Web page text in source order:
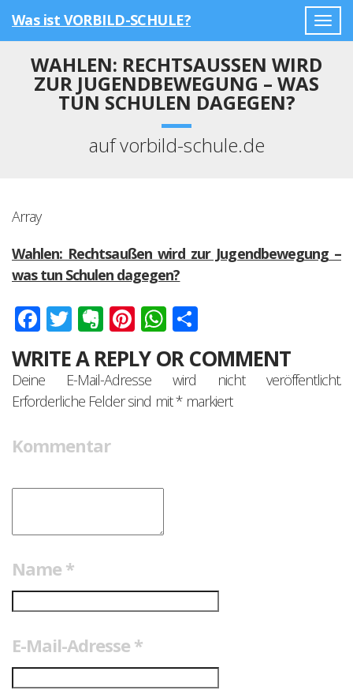
Was ist VORBILD-SCHULE?
WAHLEN: RECHTSAUSSEN WIRD Z
UR JUGENDBEWEGUNG – WAS T
UN SCHULEN DAGEGEN?
auf vorbild-schule.de
Array
Wahlen: Rechtsaußen wird zur Jugendbewegung –
was tun Schulen dagegen?
Facebook
Twitter
Evernote
Pinterest
WhatsApp
WRITE A REPLY OR COMMENT
Deine E-Mail-Adresse wird nicht veröffentlicht.
Erforderliche Felder sind mit*markiert
Kommentar
Name *
E-Mail-Adresse *